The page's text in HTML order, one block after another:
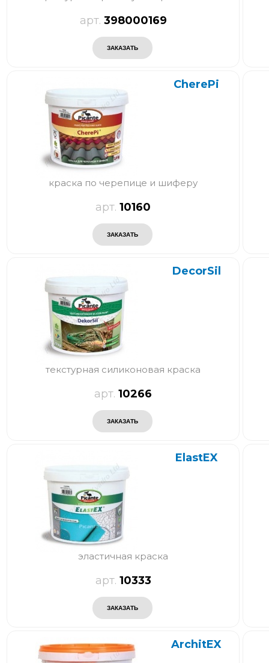
398000169
CherePi
краска по черепице и шиферу
10160
DecorSil
текстурная силиконовая краска
10266
ElastEX
эластичная краска
10333
ArchitEX